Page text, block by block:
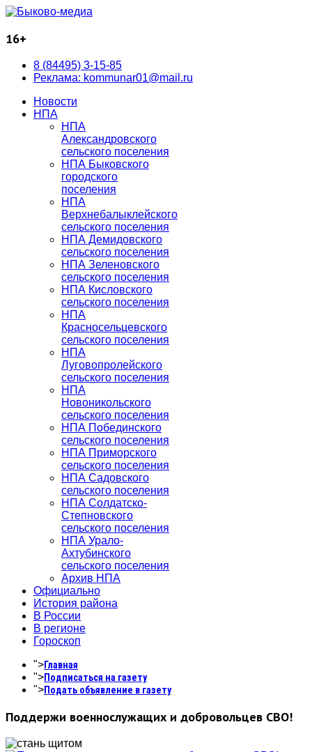
16+
8 (84495) 3-15-85
Реклама: kommunar01@mail.ru
Новости
НПА
НПА
Александровского
сельского поселения
НПА Быковского
городского
поселения
НПА
Верхнебалыклейского
сельского поселения
НПА Демидовского
сельского поселения
НПА Зеленовского
сельского поселения
НПА Кисловского
сельского поселения
НПА
Красносельцевского
сельского поселения
НПА
Луговопролейского
сельского поселения
НПА
Новоникольского
сельского поселения
НПА Побединского
сельского поселения
НПА Приморского
сельского поселения
НПА Садовского
сельского поселения
НПА Солдатско-
Степновского
сельского поселения
НПА Урало-
Ахтубинского
сельского поселения
Архив НПА
Официально
История района
В России
В регионе
Гороскоп
">Главная
">Подписаться на газету
">Подать объявление в газету
Поддержи военнослужащих и добровольцев СВО!